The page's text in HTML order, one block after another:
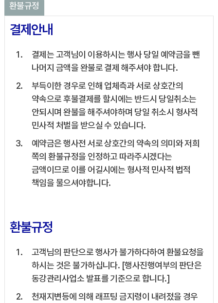
환불규정
결제안내
결제는 고객님이 이용하시는 행사 당일 예약금을 뺀
나머지 금액을 완불로 결제 해주셔야 합니다.
부득이한 경우로 인해 업체측과 서로 상호간의
약속으로 후불결제를 할시에는 반드시 당일취소는
안되시며 완불을 해주셔야하며 당일 취소시 형사적
민사적 처벌을 받으실 수 있습니다.
예약금은 행사전 서로 상호간의 약속의 의미와 저희
쪽의 환불규정을 인정하고 따라주시겠다는
금액이므로 이를 어길시에는 형사적 민사적 법적
책임을 물으셔야합니다.
환불규정
고객님의 판단으로 행사가 불가하다하여 환불요청을
하시는 것은 불가하십니다. [행사진행여부의 판단은
동강관리사업소 발표를 기준으로 합니다.]
천재지변등에 의해 래프팅 금지령이 내려젔을 경우